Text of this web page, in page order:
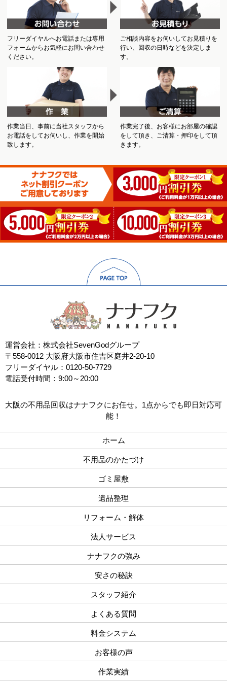
フリーダイヤルへお電話または専用
フォームからお気軽にお問い合わせ
ください。
ご相談内容をお伺いしてお見積りを
行い、回収の日時などを決定しま
す。
作業当日、事前に当社スタッフから
お電話をしてお伺いし、作業を開始
致します。
作業完了後、お客様にお部屋の確認
をして頂き、ご清算・押印をして頂
きます。
運営会社：株式会社SevenGodグループ
〒558-0012 大阪府大阪市住吉区庭井2-20-10
フリーダイヤル：0120-50-7729
電話受付時間：9:00～20:00
大阪の不用品回収はナナフクにお任せ。1点からでも即日対応可
能！
ホーム
不用品のかたづけ
ゴミ屋敷
遺品整理
リフォーム・解体
法人サービス
ナナフクの強み
安さの秘訣
スタッフ紹介
よくある質問
料金システム
お客様の声
作業実績